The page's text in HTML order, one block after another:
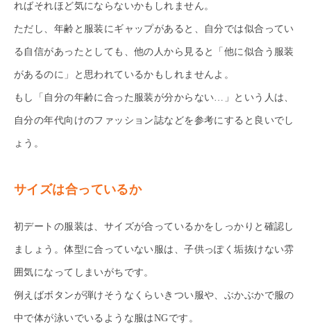
ればそれほど気にならないかもしれません。
ただし、年齢と服装にギャップがあると、自分では似合ってい
る自信があったとしても、他の人から見ると「他に似合う服装
があるのに」と思われているかもしれませんよ。
もし「自分の年齢に合った服装が分からない…」という人は、
自分の年代向けのファッション誌などを参考にすると良いでし
ょう。
サイズは合っているか
初デートの服装は、サイズが合っているかをしっかりと確認し
ましょう。体型に合っていない服は、子供っぽく垢抜けない雰
囲気になってしまいがちです。
例えばボタンが弾けそうなくらいきつい服や、ぶかぶかで服の
中で体が泳いでいるような服はNGです。